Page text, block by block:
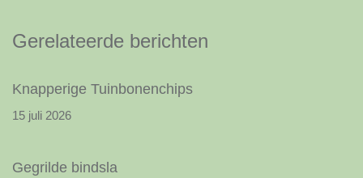
Gerelateerde berichten
Knapperige Tuinbonenchips
15 juli 2026
Gegrilde bindsla